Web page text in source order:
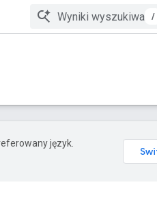
/
język.